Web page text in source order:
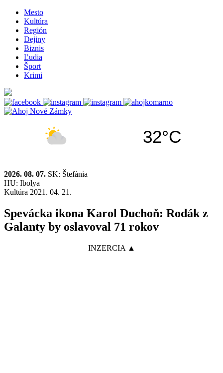
Mesto
Kultúra
Región
Dejiny
Biznis
Ľudia
Šport
Krimi
32°C
2026. 08. 07. SK: Štefánia
HU: Ibolya
Kultúra 2021. 04. 21.
Spevácka ikona Karol Duchoň: Rodák z
Galanty by oslavoval 71 rokov
INZERCIA ▲